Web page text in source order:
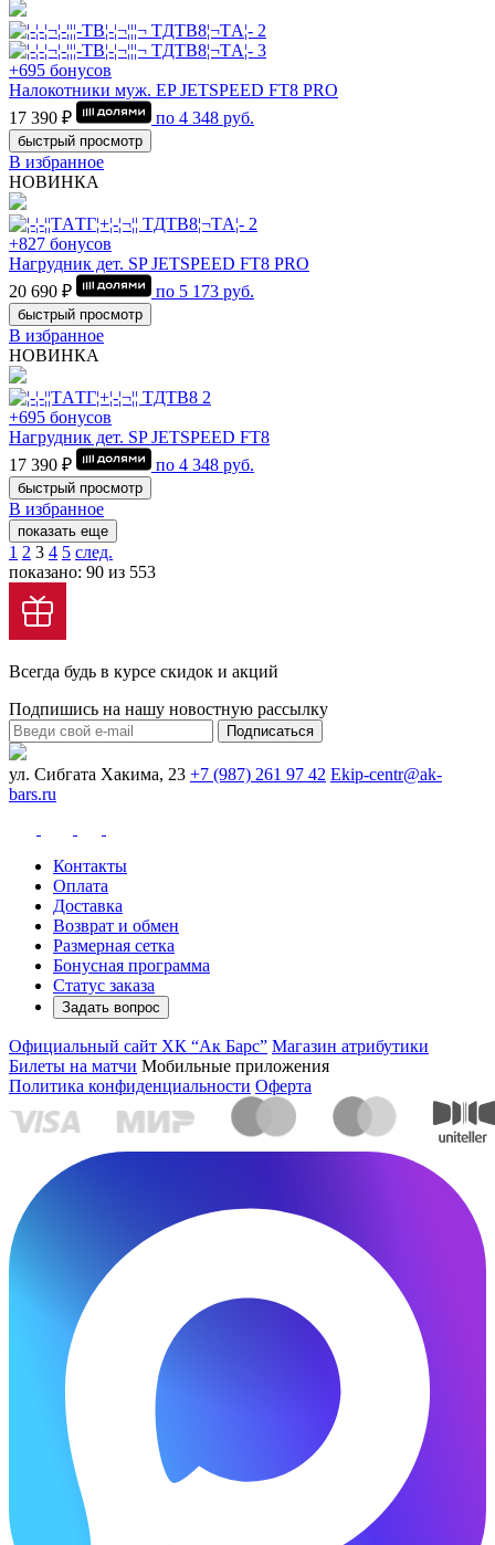
+695 бонусов
Налокотники муж. EP JETSPEED FT8 PRO
17 390 ₽
по 4 348 руб.
быстрый просмотр
В избранное
НОВИНКА
+827 бонусов
Нагрудник дет. SP JETSPEED FT8 PRO
20 690 ₽
по 5 173 руб.
быстрый просмотр
В избранное
НОВИНКА
+695 бонусов
Нагрудник дет. SP JETSPEED FT8
17 390 ₽
по 4 348 руб.
быстрый просмотр
В избранное
показать еще
1 2 3 4 5 след.
показано: 90 из 553
Всегда будь в курсе скидок и акций
Подпишись на нашу новостную рассылку
Подписаться
ул. Сибгата Хакима, 23 +7 (987) 261 97 42 Ekip-centr@ak-
bars.ru
Контакты
Оплата
Доставка
Возврат и обмен
Размерная сетка
Бонусная программа
Статус заказа
Задать вопрос
Официальный сайт ХК “Ак Барс” Магазин атрибутики
Билеты на матчи Мобильные приложения
Политика конфиденциальности Оферта